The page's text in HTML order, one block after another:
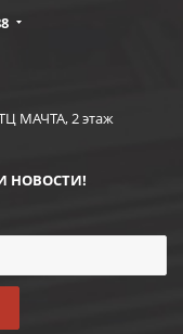
МАЧТА, 2 этаж
НОВОСТИ!